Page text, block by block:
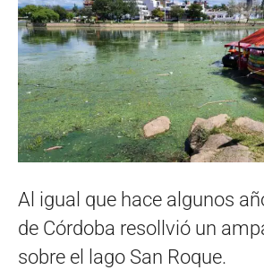
Al igual que hace algunos
de Córdoba resollvió un
sobre el lago San Roque.